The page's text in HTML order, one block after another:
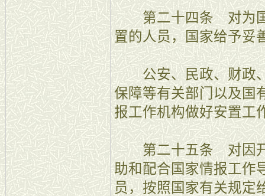
第二十四条 对为国
置的人员，国家给予妥
公安、民政、财政、
保障等有关部门以及国
报工作机构做好安置工
第二十五条 对因开
助和配合国家情报工作
员，按照国家有关规定